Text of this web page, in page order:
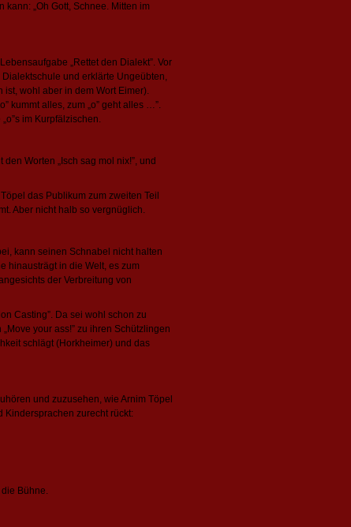
„Oh Gott, Schnee. Mitten im
„Rettet den Dialekt”. Vor
und erklärte Ungeübten,
ist, wohl aber in dem Wort Eimer).
kummt alles, zum „o” geht alles …”.
im Kurpfälzischen.
Worten „Isch sag mol nix!”, und
das Publikum zum zweiten Teil
Aber nicht halb so vergnüglich.
kann seinen Schnabel nicht halten
hinausträgt in die Welt, es zum
der Verbreitung von
Casting”. Da sei wohl schon zu
your ass!” zu ihren Schützlingen
schlägt (Horkheimer) und das
und zuzusehen, wie Arnim Töpel
Kindersprachen zurecht rückt: